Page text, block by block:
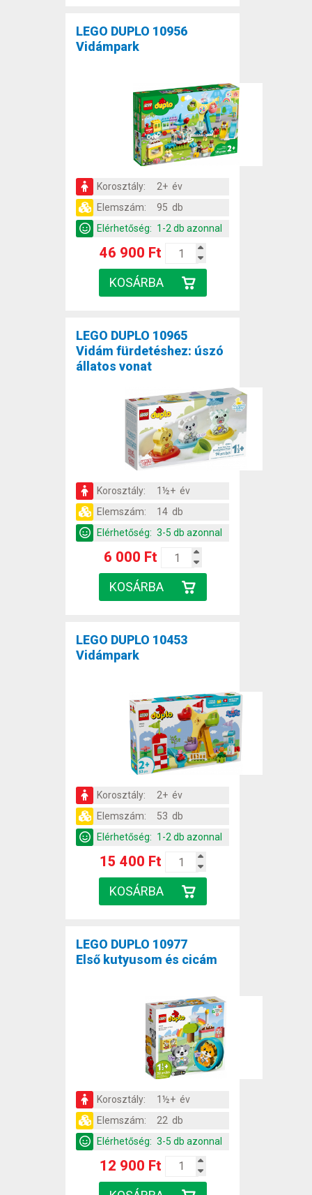
LEGO DUPLO 10956
Vidámpark
Korosztály:
2+ év
Elemszám:
95 db
Elérhetőség: 1-2 db azonnal
46 900 Ft
LEGO DUPLO 10965
Vidám fürdetéshez: úszó
állatos vonat
Korosztály:
1½+ év
Elemszám:
14 db
Elérhetőség: 3-5 db azonnal
6 000 Ft
LEGO DUPLO 10453
Vidámpark
Korosztály:
2+ év
Elemszám:
53 db
Elérhetőség: 1-2 db azonnal
15 400 Ft
LEGO DUPLO 10977
Első kutyusom és cicám
Korosztály:
1½+ év
Elemszám:
22 db
Elérhetőség: 3-5 db azonnal
12 900 Ft